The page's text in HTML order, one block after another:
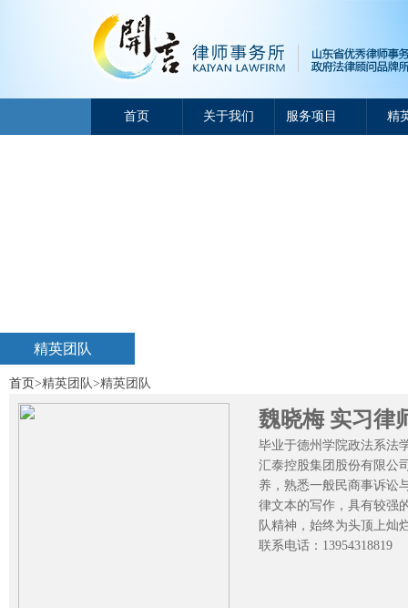
首页 关于我们 服务项目 精
精英团队
首页>精英团队>精英团队
魏晓梅 实习律
毕业于德州学院政法系法
汇泰控股集团股份有限公
养，熟悉一般民商事诉讼
律文本的写作，具有较强
队精神，始终为头顶上灿
联系电话：13954318819